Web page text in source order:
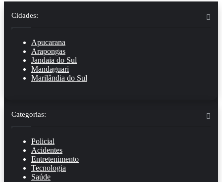
Cidades:
Apucarana
Arapongas
Jandaia do Sul
Mandaguari
Marilândia do Sul
Categorias:
Policial
Acidentes
Entretenimento
Tecnologia
Saúde